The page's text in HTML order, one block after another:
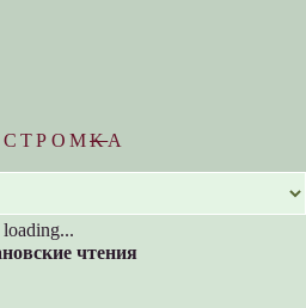
KА
loading...
чтения